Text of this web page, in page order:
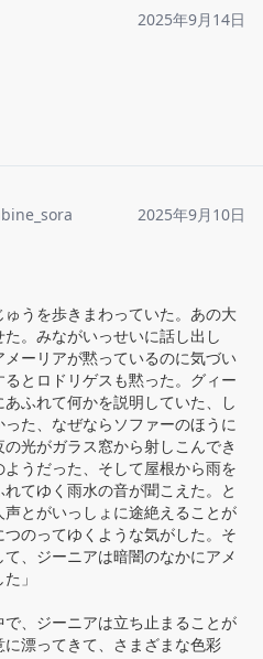
2025年9月14日
2025年9月10日
ゅうを歩きまわっていた。あの大
。みながいっせいに話し出し
ーリアが黙っているのに気づい
とロドリゲスも黙った。グィー
ふれて何かを説明していた、し
た、なぜならソファーのほうに
光がガラス窓から射しこんでき
うだった、そして屋根から雨を
てゆく雨水の音が聞こえた。と
とがいっしょに途絶えることが
のってゆくような気がした。そ
、ジーニアは暗闇のなかにアメ
」
で、ジーニアは立ち止まることが
漂ってきて、さまざまな色彩